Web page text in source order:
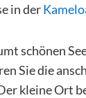
in der
schönen
Sie die
kleine Ort